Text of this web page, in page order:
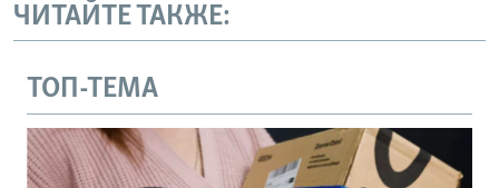
ЧИТАЙТЕ ТАКЖЕ:
ТОП-ТЕМА